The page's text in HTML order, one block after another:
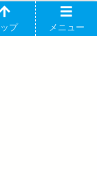
ップ メニュー